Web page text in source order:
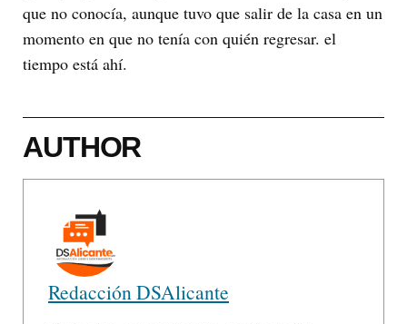
que no conocía, aunque tuvo que salir de la casa en un
momento en que no tenía con quién regresar. el
tiempo está ahí.
AUTHOR
Redacción DSAlicante